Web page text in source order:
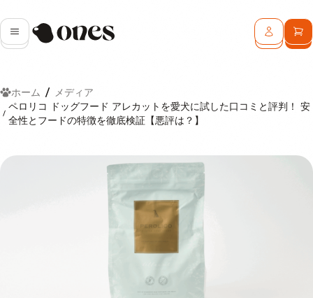
メニューOnes ログインカ
ホーム
メディア
ペロリコ ドッグフード アレカットを愛犬に試した口コミと評判！ 安
全性とフードの特徴を徹底検証【悪評は？】